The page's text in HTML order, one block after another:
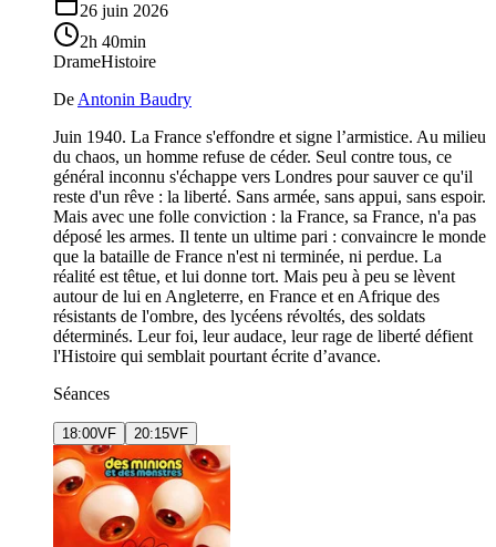
26 juin 2026
2h 40min
DrameHistoire
De Antonin Baudry
Juin 1940. La France s'effondre et signe l’armistice. Au milieu
du chaos, un homme refuse de céder. Seul contre tous, ce
général inconnu s'échappe vers Londres pour sauver ce qu'il
reste d'un rêve : la liberté. Sans armée, sans appui, sans espoir.
Mais avec une folle conviction : la France, sa France, n'a pas
déposé les armes. Il tente un ultime pari : convaincre le monde
que la bataille de France n'est ni terminée, ni perdue. La
réalité est têtue, et lui donne tort. Mais peu à peu se lèvent
autour de lui en Angleterre, en France et en Afrique des
résistants de l'ombre, des lycéens révoltés, des soldats
déterminés. Leur foi, leur audace, leur rage de liberté défient
l'Histoire qui semblait pourtant écrite d’avance.
Séances
18:00VF 20:15VF